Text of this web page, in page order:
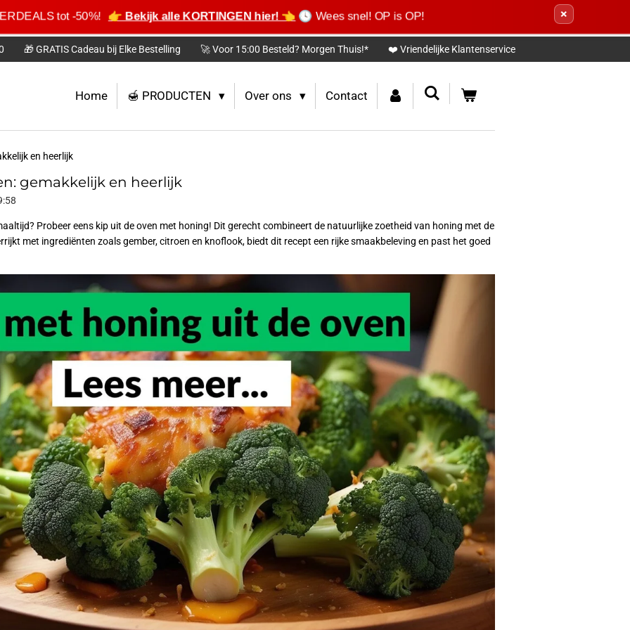
tot -50%! 👉 Bekijk alle KORTINGEN hier! 👈 🕓 Wees snel! OP is OP! ×
🎁 GRATIS Cadeau bij Elke Bestelling 🚀 Voor 15:00 Besteld? Morgen Thuis!* ❤️ Vriendelijke Klantenservice
Home 🍯 PRODUCTEN Over ons Contact
en heerlijk
gemakkelijk en heerlijk
Probeer eens kip uit de oven met honing! Dit gerecht combineert de natuurlijke zoetheid van honing met de
met ingrediënten zoals gember, citroen en knoflook, biedt dit recept een rijke smaakbeleving en past het goed